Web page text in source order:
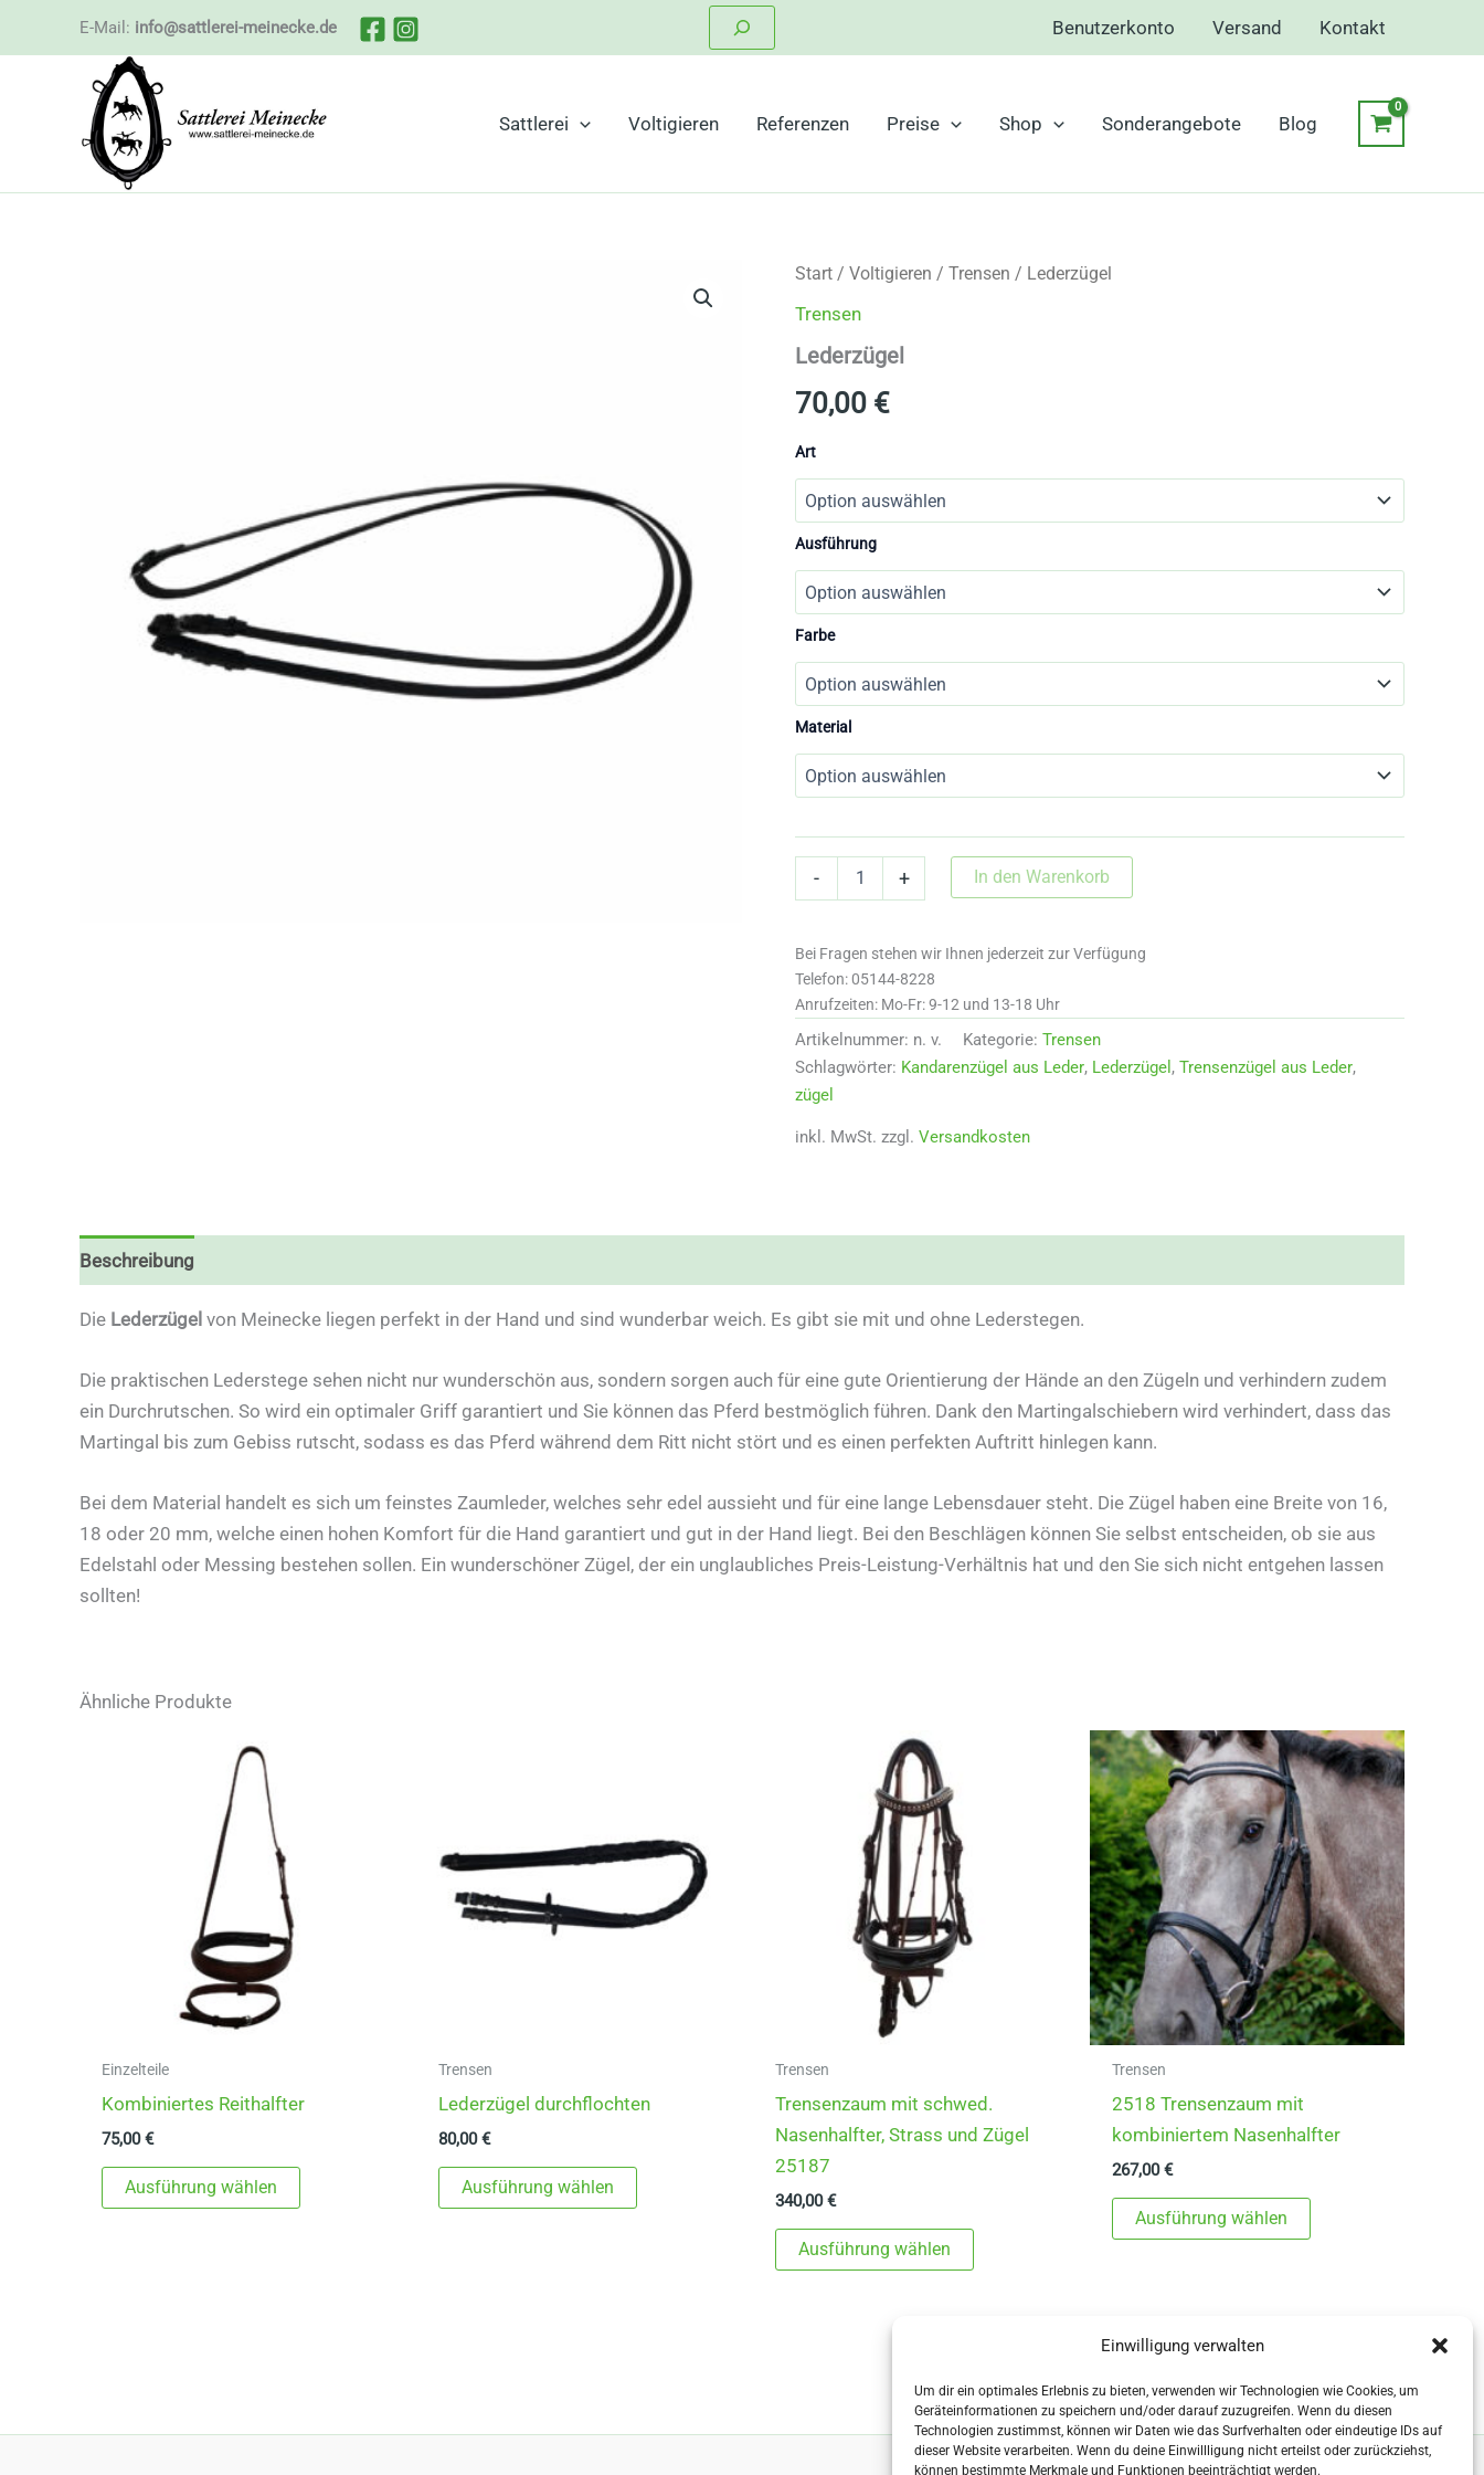
Einwilligung verwalten
Um dir ein optimales Erlebnis zu bieten, verwenden wir Technologien wie Cookies, um
Geräteinformationen zu speichern und/oder darauf zuzugreifen. Wenn du diesen
Technologien zustimmst, können wir Daten wie das Surfverhalten oder eindeutige IDs auf
dieser Website verarbeiten. Wenn du deine Einwillligung nicht erteilst oder zurückziehst,
können bestimmte Merkmale und Funktionen beeinträchtigt werden.
E-Mail: info@sattlerei-meinecke.de Benutzerkonto Versand Kontakt
Sattlerei Voltigieren Referenzen Preise Shop Sonderangebote Blog
Start / Voltigieren / Trensen / Lederzügel
Trensen
Lederzügel
70,00 €
Art
Ausführung
Farbe
Material
- + In den Warenkorb
Bei Fragen stehen wir Ihnen jederzeit zur Verfügung
Telefon: 05144-8228
Anrufzeiten: Mo-Fr: 9-12 und 13-18 Uhr
Artikelnummer: n. v. Kategorie: Trensen
Schlagwörter: Kandarenzügel aus Leder, Lederzügel , Trensenzügel aus Leder,
zügel
inkl. MwSt. zzgl. Versandkosten
Beschreibung
Die Lederzügel von Meinecke liegen perfekt in der Hand und sind wunderbar weich. Es gibt sie mit und ohne Lederstegen.
Die praktischen Lederstege sehen nicht nur wunderschön aus, sondern sorgen auch für eine gute Orientierung der Hände an den Zügeln und verhindern zudem
ein Durchrutschen. So wird ein optimaler Griff garantiert und Sie können das Pferd bestmöglich führen. Dank den Martingalschiebern wird verhindert, dass das
Martingal bis zum Gebiss rutscht, sodass es das Pferd während dem Ritt nicht stört und es einen perfekten Auftritt hinlegen kann.
Bei dem Material handelt es sich um feinstes Zaumleder, welches sehr edel aussieht und für eine lange Lebensdauer steht. Die Zügel haben eine Breite von 16,
18 oder 20 mm, welche einen hohen Komfort für die Hand garantiert und gut in der Hand liegt. Bei den Beschlägen können Sie selbst entscheiden, ob sie aus
Edelstahl oder Messing bestehen sollen. Ein wunderschöner Zügel, der ein unglaubliches Preis-Leistung-Verhältnis hat und den Sie sich nicht entgehen lassen
sollten!
Ähnliche Produkte
Einzelteile
Kombiniertes Reithalfter
75,00€
Ausführung wählen
Dieses
Produkt
Trensen
Lederzügel durchflochten
80,00€
Ausführung wählen
Dieses
Produkt
Trensen
Trensenzaum mit schwed.
Nasenhalfter, Strass und Zügel
25187
340,00€
Ausführung wählen
Dieses
Produkt
auf.
Die
Optionen
Trensen
2518 Trensenzaum mit
kombiniertem Nasenhalfter
267,00€
Ausführung wählen
Dieses
Produkt
Die
Optionen
können